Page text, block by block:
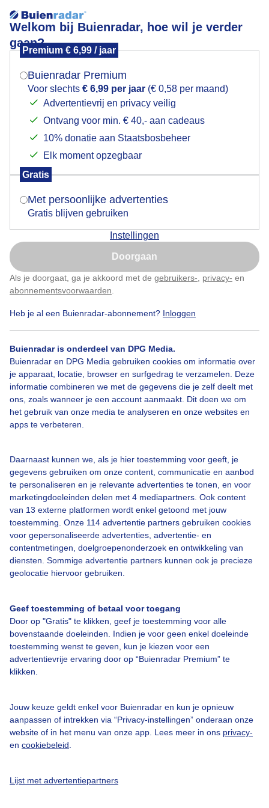
Welkom bij Buienradar, hoe wil je verder
gaan?
Premium € 6,99 / jaar
Buienradar Premium
Voor slechts € 6,99 per jaar (€ 0,58 per maand)
Advertentievrij en privacy veilig
Ontvang voor min. € 40,- aan cadeaus
10% donatie aan Staatsbosbeheer
Elk moment opzegbaar
Gratis
Met persoonlijke advertenties
Gratis blijven gebruiken
Instellingen
Doorgaan
Als je doorgaat, ga je akkoord met de gebruikers- privacy- en
abonnementsvoorwaarden
Heb je al een Buienradar-abonnement? Inloggen
Buienradar is onderdeel van DPG Media.
Buienradar en DPG Media gebruiken cookies om informatie over
je apparaat, locatie, browser en surfgedrag te verzamelen. Deze
informatie combineren we met de gegevens die je zelf deelt met
ons, zoals wanneer je een account aanmaakt. Dit doen we om
het gebruik van onze media te analyseren en onze websites en
apps te verbeteren.
Daarnaast kunnen we, als je hier toestemming voor geeft, je
gegevens gebruiken om onze content, communicatie en aanbod
te personaliseren en je relevante advertenties te tonen, en voor
marketingdoeleinden delen met 4 mediapartners. Ook content
van 13 externe platformen wordt enkel getoond met jouw
toestemming. Onze 114 advertentie partners gebruiken cookies
voor gepersonaliseerde advertenties, advertentie- en
contentmetingen, doelgroepenonderzoek en ontwikkeling van
diensten. Sommige advertentie partners kunnen ook je precieze
geolocatie hiervoor gebruiken.
Geef toestemming of betaal voor toegang
Door op "Gratis" te klikken, geef je toestemming voor alle
bovenstaande doeleinden. Indien je voor geen enkel doeleinde
toestemming wenst te geven, kun je kiezen voor een
advertentievrije ervaring door op “Buienradar Premium” te
klikken.
Jouw keuze geldt enkel voor Buienradar en kun je opnieuw
aanpassen of intrekken via “Privacy-instellingen” onderaan onze
website of in het menu van onze app. Lees meer in ons privacy-
en cookiebeleid
Lijst met advertentiepartners
Zonnebloem in het zonnetje
Zojuist
Zonnebloem Close Up Macro
Bekijk slideshow
Een moment geduld aub...
Bedrijfsgegevens
Veelgestelde vragen
Contact
Adverteren
Buienradar Team
Cookie beleid
Mogen we je locatie gebruiken voor het
Indien je hier nog geen akkoord op hebt gegeven,
verschijnt er zo een pop-up uit je browser waarin
Is goed, toon de popup
Nu niet, misschien later
Klik hierom dit aan te passen